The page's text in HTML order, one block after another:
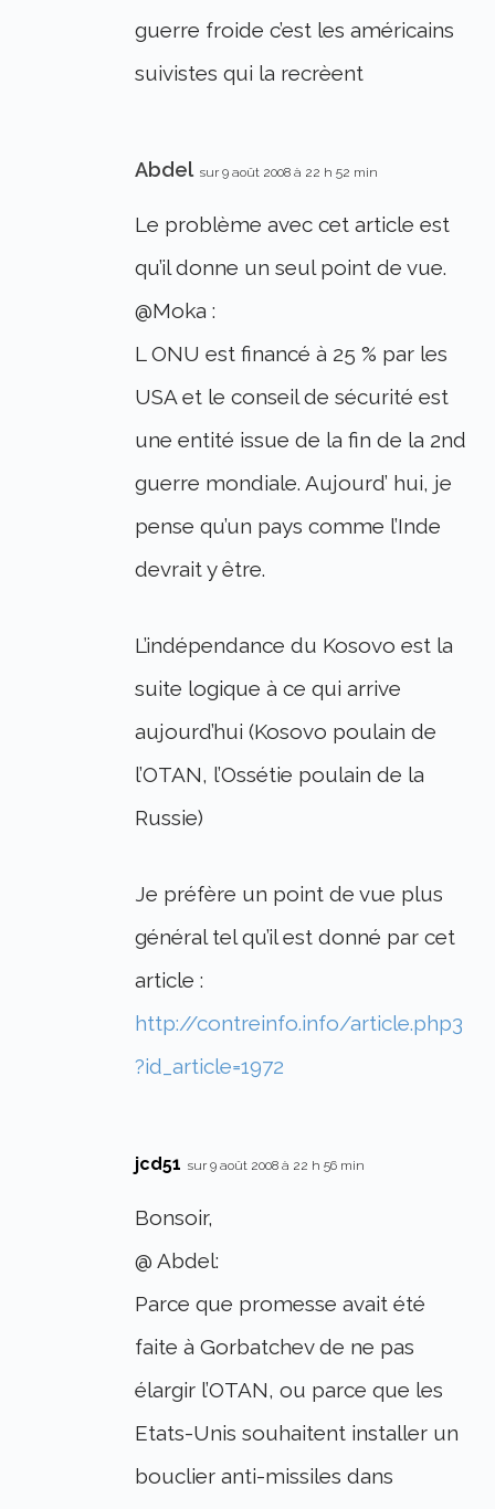
guerre froide c’est les américains
suivistes qui la recrèent
Abdel sur 9 août 2008 à 22 h 52 min
Le problème avec cet article est
qu’il donne un seul point de vue.
@Moka :
L ONU est financé à 25 % par les
USA et le conseil de sécurité est
une entité issue de la fin de la 2nd
guerre mondiale. Aujourd’ hui, je
pense qu’un pays comme l’Inde
devrait y être.
L’indépendance du Kosovo est la
suite logique à ce qui arrive
aujourd’hui (Kosovo poulain de
l’OTAN, l’Ossétie poulain de la
Russie)
Je préfère un point de vue plus
général tel qu’il est donné par cet
article :
http://contreinfo.info/article.php3
?id_article=1972
jcd51 sur 9 août 2008 à 22 h 56 min
Bonsoir,
@ Abdel:
Parce que promesse avait été
faite à Gorbatchev de ne pas
élargir l’OTAN, ou parce que les
Etats-Unis souhaitent installer un
bouclier anti-missiles dans